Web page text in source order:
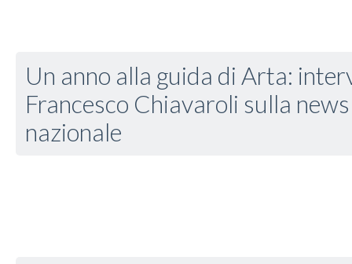
Un anno alla guida di Arta:
Francesco Chiavaroli sulla
nazionale